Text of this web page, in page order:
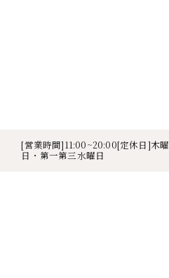
[営業時間]11:00~20:00[定休日]木曜
日・第一第三水曜日